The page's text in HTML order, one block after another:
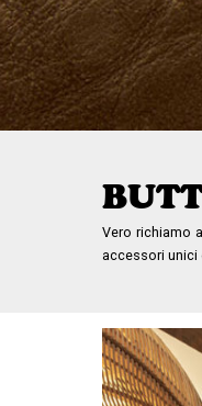
Vero richiamo
accessori unici